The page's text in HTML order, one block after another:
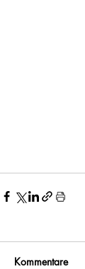
Kommentare